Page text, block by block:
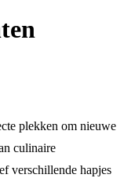
plekken om nieuwe
culinaire
verschillende hapjes